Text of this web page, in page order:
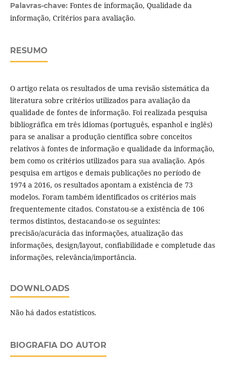
Palavras-chave: Fontes de informação, Qualidade da
informação, Critérios para avaliação.
RESUMO
O artigo relata os resultados de uma revisão sistemática da
literatura sobre critérios utilizados para avaliação da
qualidade de fontes de informação. Foi realizada pesquisa
bibliográfica em três idiomas (português, espanhol e inglês)
para se analisar a produção científica sobre conceitos
relativos à fontes de informação e qualidade da informação,
bem como os critérios utilizados para sua avaliação. Após
pesquisa em artigos e demais publicações no período de
1974 a 2016, os resultados apontam a existência de 73
modelos. Foram também identificados os critérios mais
frequentemente citados. Constatou-se a existência de 106
termos distintos, destacando-se os seguintes:
precisão/acurácia das informações, atualização das
informações, design/layout, confiabilidade e completude das
informações, relevância/importância.
DOWNLOADS
Não há dados estatísticos.
BIOGRAFIA DO AUTOR